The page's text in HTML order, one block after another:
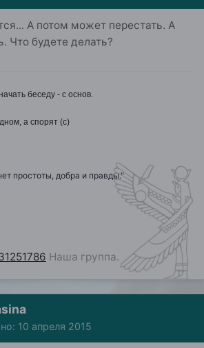
А потом может перестать. А
Что будете делать?
беседу - с основ.
а спорят (с)
простоты, добра и правды."
Наша группа.
10 апреля 2015